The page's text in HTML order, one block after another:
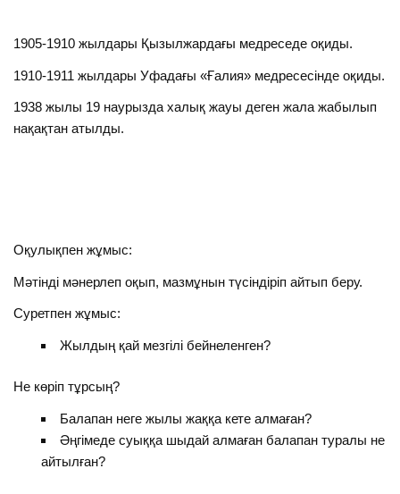
1905-1910 жылдары Қызылжардағы медреседе оқиды.
1910-1911 жылдары Уфадағы «Ғалия» медресесінде оқиды.
1938 жылы 19 наурызда халық жауы деген жала жабылып
нақақтан атылды.
Оқулықпен жұмыс:
Мәтінді мәнерлеп оқып, мазмұнын түсіндіріп айтып беру.
Суретпен жұмыс:
Жылдың қай мезгілі бейнеленген?
Не көріп тұрсың?
Балапан неге жылы жаққа кете алмаған?
Әңгімеде суыққа шыдай алмаған балапан туралы не
айтылған?